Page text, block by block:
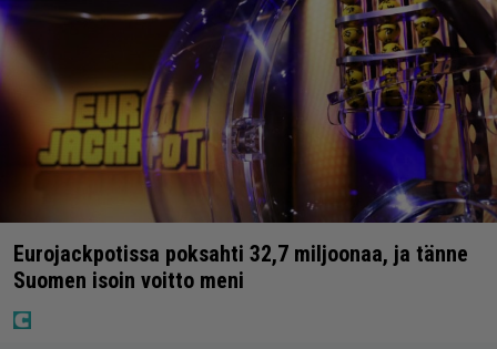
Eurojackpotissa poksahti 32,7 miljoonaa, ja tänne
Suomen isoin voitto meni